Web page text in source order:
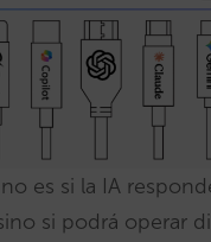
es si la IA
si podrá operar